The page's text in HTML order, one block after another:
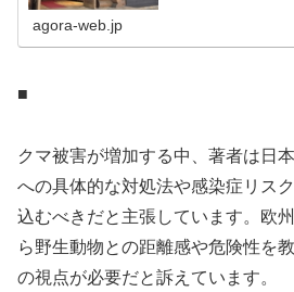
るむ、特別な場所です
agora-web.jp
■
クマ被害が増加する中、著者は日
への具体的な対処法や感染症リス
込むべきだと主張しています。欧
ら野生動物との距離感や危険性を
の視点が必要だと訴えています。